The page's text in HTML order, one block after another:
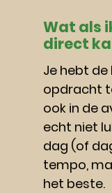
Wat als
direct
Je hebt
opdracht
ook in de
echt niet
dag (of
tempo,
het beste.